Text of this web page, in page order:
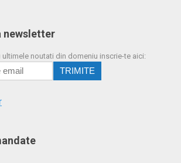
newsletter
ultimele noutati din domeniu inscrie-te aici: